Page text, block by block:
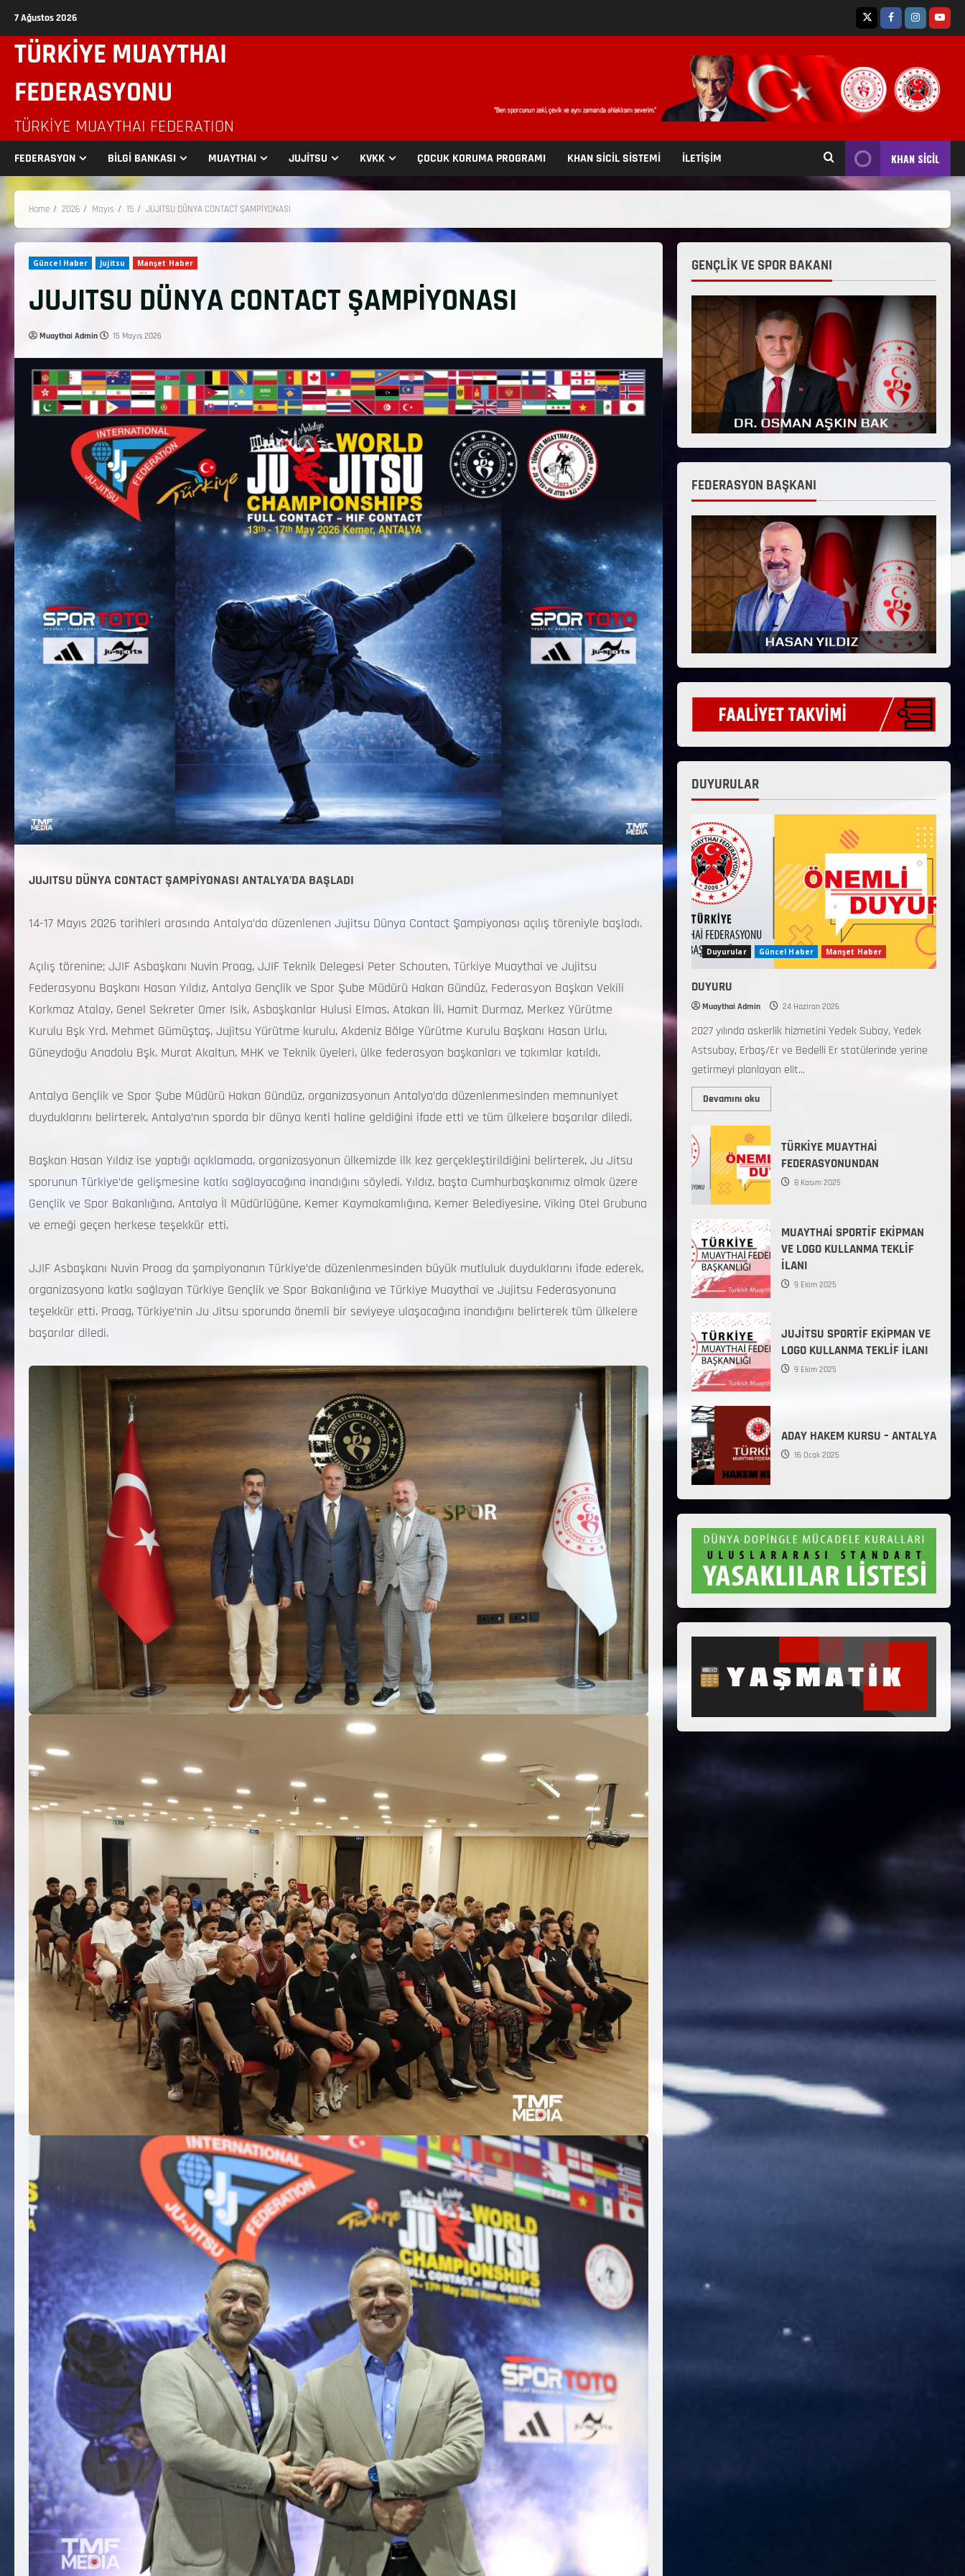
7 Ağustos 2026
TÜRKİYE MUAYTHAI
FEDERASYONU
TÜRKIYE MUAYTHAI FEDERATION
FEDERASYON BİLGİ BANKASI MUAYTHAI JUJİTSU KVKK ÇOCUK KORUMA PROGRAMI KHAN SİCİL SİSTEMİ İLETİŞİM KHAN SİCİL
Home 2026 Mayıs 15 JUJITSU DÜNYA CONTACT ŞAMPİYONASI
Güncel Haber Jujitsu Manşet Haber
JUJITSU DÜNYA CONTACT ŞAMPİYONASI
Muaythai Admin 15 Mayıs 2026
JUJITSU DÜNYA CONTACT ŞAMPİYONASI ANTALYA’DA BAŞLADI
14-17 Mayıs 2026 tarihleri arasında Antalya’da düzenlenen Jujitsu Dünya Contact Şampiyonası açılış töreniyle başladı.
Açılış törenine; JJIF Asbaşkanı Nuvin Proag, JJIF Teknik Delegesi Peter Schouten, Türkiye Muaythai ve Jujitsu
Federasyonu Başkanı Hasan Yıldız, Antalya Gençlik ve Spor Şube Müdürü Hakan Gündüz, Federasyon Başkan Vekili
Korkmaz Atalay, Genel Sekreter Omer Isik, Asbaşkanlar Hulusi Elmas, Atakan İli, Hamit Durmaz, Merkez Yürütme
Kurulu Bşk Yrd. Mehmet Gümüştaş, Jujitsu Yürütme kurulu, Akdeniz Bölge Yürütme Kurulu Başkanı Hasan Urlu,
Güneydoğu Anadolu Bşk. Murat Akaltun, MHK ve Teknik üyeleri, ülke federasyon başkanları ve takımlar katıldı.
Antalya Gençlik ve Spor Şube Müdürü Hakan Gündüz, organizasyonun Antalya’da düzenlenmesinden memnuniyet
duyduklarını belirterek, Antalya’nın sporda bir dünya kenti haline geldiğini ifade etti ve tüm ülkelere başarılar diledi.
Başkan Hasan Yıldız ise yaptığı açıklamada, organizasyonun ülkemizde ilk kez gerçekleştirildiğini belirterek, Ju Jitsu
sporunun Türkiye’de gelişmesine katkı sağlayacağına inandığını söyledi. Yıldız, başta Cumhurbaşkanımız olmak üzere
Gençlik ve Spor Bakanlığına, Antalya İl Müdürlüğüne, Kemer Kaymakamlığına, Kemer Belediyesine, Viking Otel Grubuna
ve emeği geçen herkese teşekkür etti.
JJIF Asbaşkanı Nuvin Proag da şampiyonanın Türkiye’de düzenlenmesinden büyük mutluluk duyduklarını ifade ederek,
organizasyona katkı sağlayan Türkiye Gençlik ve Spor Bakanlığına ve Türkiye Muaythai ve Jujitsu Federasyonuna
teşekkür etti. Proag, Türkiye’nin Ju Jitsu sporunda önemli bir seviyeye ulaşacağına inandığını belirterek tüm ülkelere
başarılar diledi.
GENÇLİK VE SPOR BAKANI
FEDERASYON BAŞKANI
DUYURULAR
Duyurular Güncel Haber Manşet Haber
DUYURU
Muaythai Admin 24 Haziran 2026
2027 yılında askerlik hizmetini Yedek Subay, Yedek
Astsubay, Erbaş/Er ve Bedelli Er statülerinde yerine
getirmeyi planlayan elit...
Devamını oku
TÜRKİYE MUAYTHAİ
FEDERASYONUNDAN
8 Kasım 2025
MUAYTHAİ SPORTİF EKİPMAN
VE LOGO KULLANMA TEKLİF
İLANI
9 Ekim 2025
JUJİTSU SPORTİF EKİPMAN VE
LOGO KULLANMA TEKLİF İLANI
9 Ekim 2025
ADAY HAKEM KURSU – ANTALYA
16 Ocak 2025